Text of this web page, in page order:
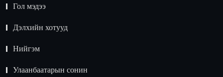
Гол мэдээ
Дэлхийн хотууд
Нийгэм
Улаанбаатарын сонин